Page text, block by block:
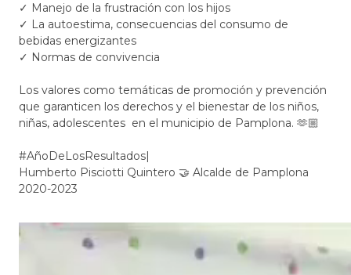
✓ Manejo de la frustración con los hijos
✓ La autoestima, consecuencias del consumo de
bebidas energizantes
✓ Normas de convivencia
Los valores como temáticas de promoción y prevención
que garanticen los derechos y el bienestar de los niños,
niñas, adolescentes en el municipio de Pamplona. 🫶🏼
#AñoDeLosResultados|
Humberto Pisciotti Quintero 🤝 Alcalde de Pamplona
2020-2023​